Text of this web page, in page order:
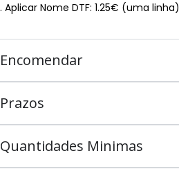
Aplicar Nome DTF: 1.25€ (uma linha)
Encomendar
Prazos
Quantidades Minimas